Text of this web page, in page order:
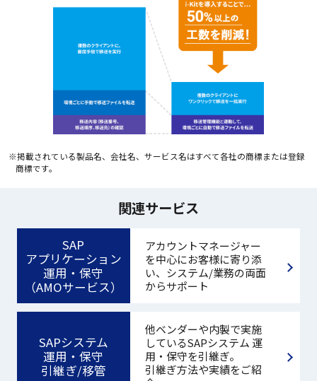
※掲載されている製品名、会社名、サービス名はすべて各社の商標または登録
商標です。
関連サービス
SAP
アプリケーション
運用・保守
（AMOサービス）
アカウントマネージャー
を中心にお客様に寄り添
い、システム/業務の両面
からサポート
SAPシステム
運用・保守
引継ぎ/移管
他ベンダーや内製で実施
しているSAPシステム 運
用・保守を引継ぎ。
引継ぎ方法や実績をご紹